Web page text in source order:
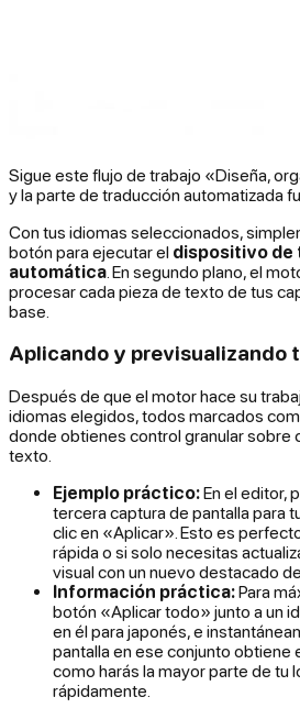
Sigue este flujo de trabajo «Diseña,
y la parte de traducción automatizada
Con tus idiomas seleccionados,
botón para ejecutar el dispositivo de
automática . En segundo plano, el
procesar cada pieza de texto de tus
base.
Aplicando y previsualizando
Después de que el motor hace su
idiomas elegidos, todos marcados
donde obtienes control granular sobre
texto.
Ejemplo práctico:En el editor,
tercera captura de pantalla para
clic en «Aplicar». Esto es
rápida o si solo necesitas
visual con un nuevo destacado
Información práctica:Para
botón «Aplicar todo» junto a un
en él para japonés, e
pantalla en ese conjunto obtiene
como harás la mayor parte de tu
rápidamente.